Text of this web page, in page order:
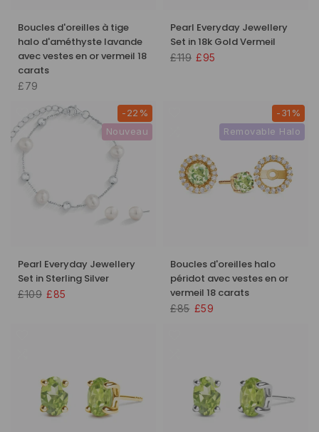
Boucles d'oreilles à tige
halo d'améthyste lavande
avec vestes en or vermeil 18
carats
£79
Pearl Everyday Jewellery
Set in 18k Gold Vermeil
£119 £95
-22%
Nouveau
Pearl Everyday Jewellery
Set in Sterling Silver
£109 £85
-31%
Removable Halo
Boucles d'oreilles halo
péridot avec vestes en or
vermeil 18 carats
£85 £59